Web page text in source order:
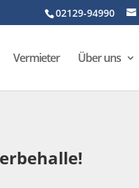
02129-94990
Vermieter Über uns